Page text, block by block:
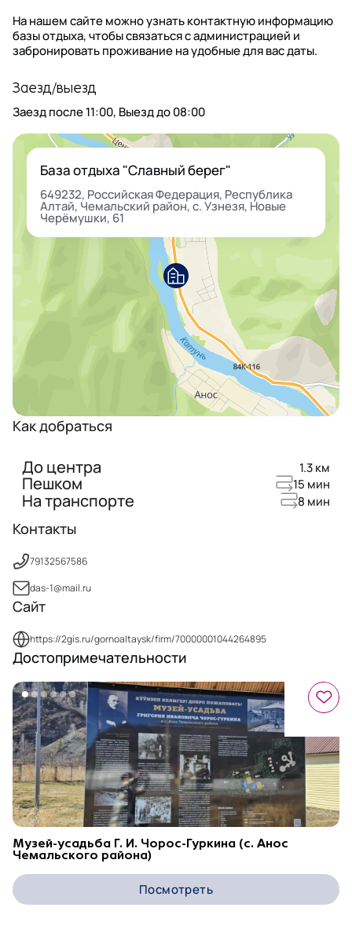
На нашем сайте можно узнать контактную информацию
базы отдыха, чтобы связаться с администрацией и
забронировать проживание на удобные для вас даты.
Заезд/выезд
Заезд после11:00, Выезд до08:00
База отдыха "Славный берег"
649232, Российская Федерация, Республика
Алтай, Чемальский район, с. Узнезя, ​Новые
Черёмушки, 61
Как добраться
До центра 1.3 км
Пешком 15 мин
На транспорте 8 мин
Контакты
79132567586
das-1@mail.ru
Сайт
https://2gis.ru/gornoaltaysk/firm/70000001044264895
Достопримечательности
Музей-усадьба Г. И. Чорос-Гуркина (с. Анос
Чемальского района)
Посмотреть